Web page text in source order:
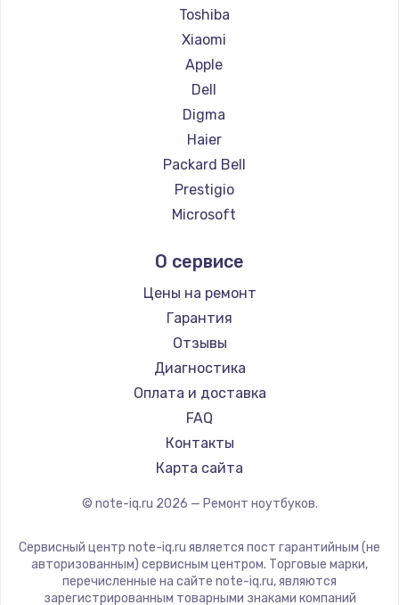
Ремонт ноутбуков Panasonic
Ремонт ноутбуков Irbis
Ремонт ноутбуков Thunderobot
Ремонт ноутбуков Hasee
Ремонт ноутбуков ZTE
Ремонт ноутбуков Hiper
Ремонт ноутбуков Evga
Ремонт ноутбуков Google
Ремонт ноутбуков Echips
Ремонт ноутбуков Predator
Ремонт ноутбуков iru
Ремонт ноутбуков Machenike
Ремонт ноутбуков DEXP
Ремонт ноутбуков Teclast
Ремонт ноутбуков CHUWI
Ремонт ноутбуков Colorful
Toshiba
Xiaomi
Apple
Dell
Digma
Haier
Packard Bell
Prestigio
Microsoft
Aquarius
Gigabyte
Aorus
Maibenben
Getac
Epson
Philips
LG
Panasonic
ZTE
Hiper
О сервисе
Цены на ремонт
Гарантия
Отзывы
Диагностика
Оплата и доставка
FAQ
Контакты
Карта сайта
© note-iq.ru 2026 — Ремонт ноутбуков.
Сервисный центр note-iq.ru является пост гарантийным (не
авторизованным) сервисным центром. Торговые марки,
перечисленные на сайте note-iq.ru, являются
зарегистрированным товарными знаками компаний